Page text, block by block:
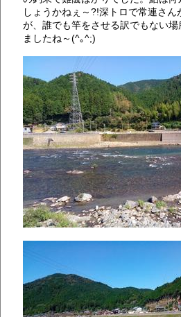
しょうかねぇ～?!深トロで常連さ
が、誰でも竿をさせる訳でもない
ましたね～(^｡^;)